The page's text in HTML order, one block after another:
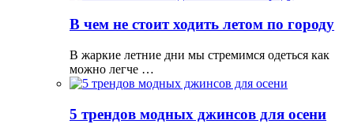
В чем не стоит ходить летом по городу
В жаркие летние дни мы стремимся одеться как
можно легче …
5 трендов модных джинсов для осени